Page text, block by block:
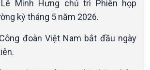
Minh Hưng chủ trì Phiên họp
kỳ tháng 5 năm 2026.
đoàn Việt Nam bắt đầu ngày